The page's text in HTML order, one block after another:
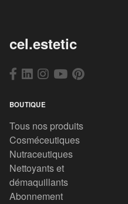
cel.estetic
BOUTIQUE
Tous nos produits
Cosméceutiques
Nutraceutiques
Nettoyants et
démaquillants
Abonnement